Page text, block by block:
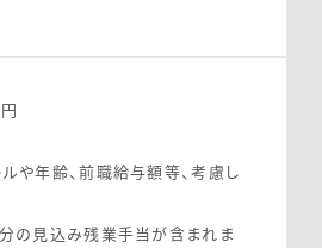
や年齢、前職給与額等、考慮し
の見込み残業手当が含まれま